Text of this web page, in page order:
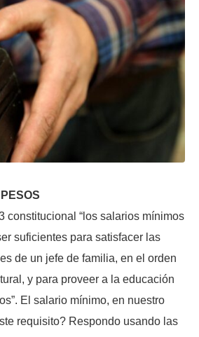
constitucional “los salarios mínimos
suficientes para satisfacer las
de un jefe de familia, en el orden
y para proveer a la educación
El salario mínimo, en nuestro
requisito? Respondo usando las